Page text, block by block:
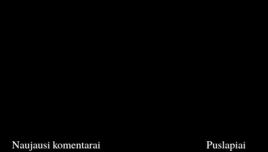
Naujausi komentarai Puslapiai